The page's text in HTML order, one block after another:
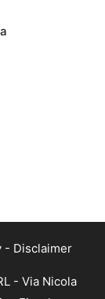
- Disclaimer
- Via Nicola